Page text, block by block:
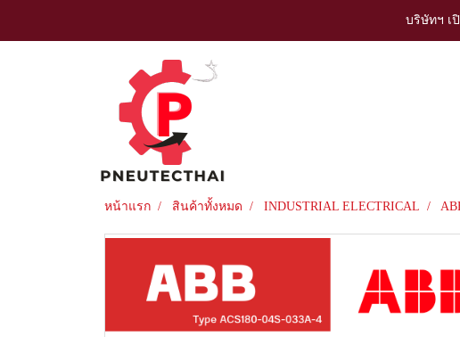
บริษัทฯ เ
หน้าแรก สินค้าทั้งหมด INDUSTRIAL ELECTRICAL